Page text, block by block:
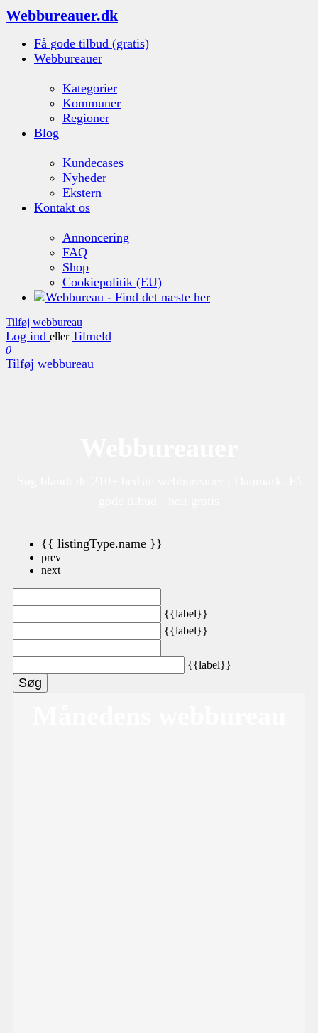
Webbureauer.dk
Få gode tilbud (gratis)
Webbureauer
Kategorier
Kommuner
Regioner
Blog
Kundecases
Nyheder
Ekstern
Kontakt os
Annoncering
FAQ
Shop
Cookiepolitik (EU)
Tilføj webbureau
Log ind eller Tilmeld
0
Tilføj webbureau
{{ listingType.name }}
prev
next
{{label}}
{{label}}
{{label}}
Søg